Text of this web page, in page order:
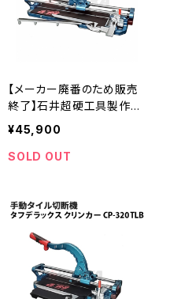
【メーカー廃番のため販売
終了】石井超硬工具製作所
タフデラックスクリンカー
手動タイル切断機 CP-470
STLB 切巾470mm JPS-4
¥45,900
SOLD OUT